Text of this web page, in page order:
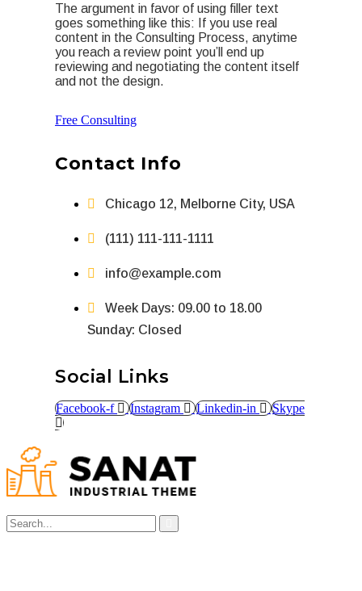
The argument in favor of using filler text
goes something like this: If you use real
content in the Consulting Process, anytime
you reach a review point you’ll end up
reviewing and negotiating the content itself
and not the design.
Free Consulting
Contact Info
Chicago 12, Melborne City, USA
(111) 111-111-1111
info@example.com
Week Days: 09.00 to 18.00
Sunday: Closed
Social Links
Facebook-f Instagram Linkedin-in Skype